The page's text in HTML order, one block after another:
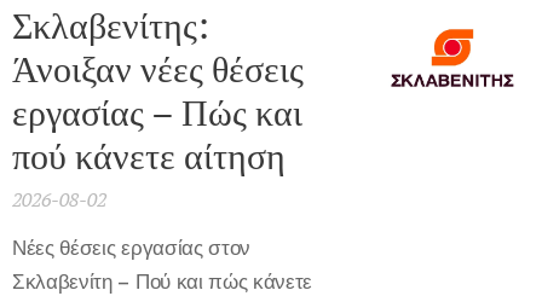
Σκλαβενίτης:
Άνοιξαν νέες θέσεις
εργασίας – Πώς και
πού κάνετε αίτηση
2026-08-02
Νέες θέσεις εργασίας στον
Σκλαβενίτη – Πού και πώς κάνετε